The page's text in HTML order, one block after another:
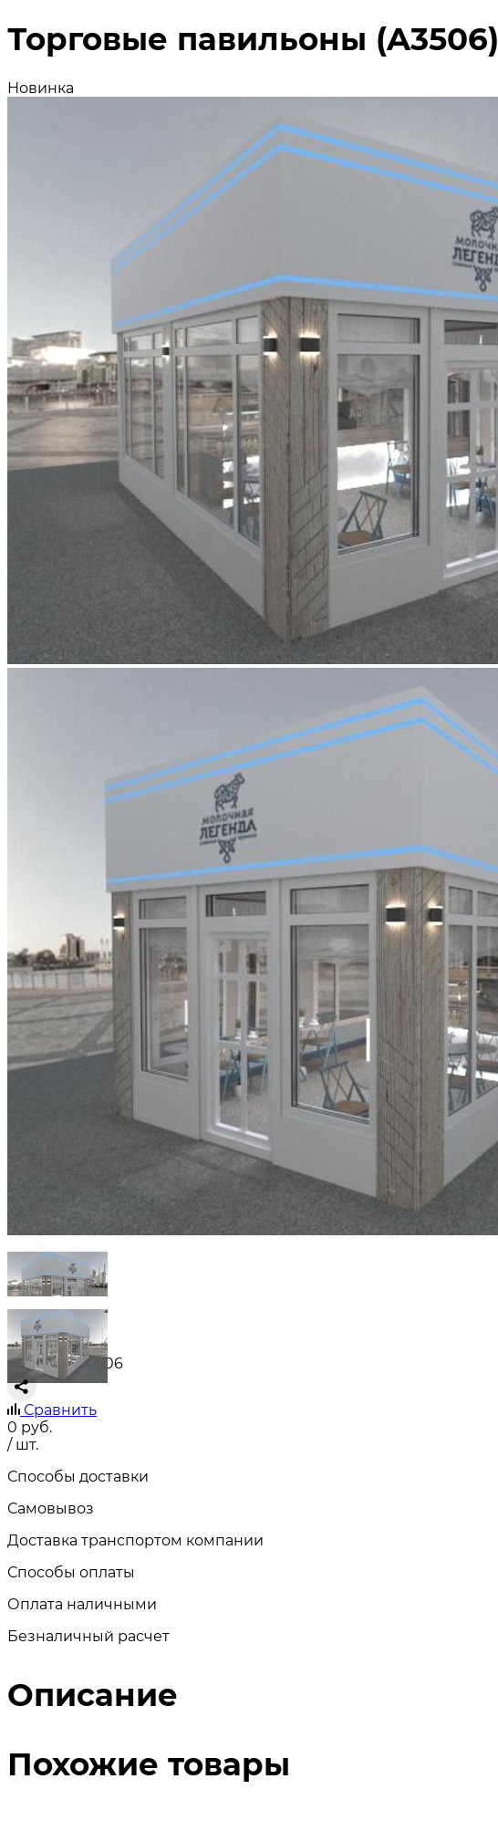
Торговые павильоны (A3506)
Новинка
Артикул: A3506
Сравнить
0 руб.
/ шт.
Способы доставки
Самовывоз
Доставка транспортом компании
Способы оплаты
Оплата наличными
Безналичный расчет
Описание
Похожие товары